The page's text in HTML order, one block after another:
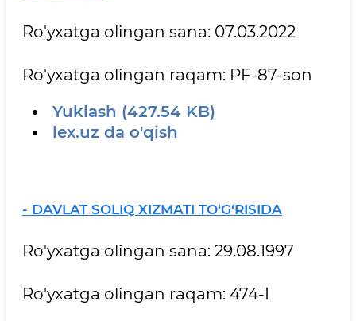
Ro'yxatga olingan sana: 07.03.2022
Ro'yxatga olingan raqam: PF-87-son
Yuklash (427.54 KB)
lex.uz da o'qish
- DAVLAT SOLIQ XIZMATI TO‘G‘RISIDA
Ro'yxatga olingan sana: 29.08.1997
Ro'yxatga olingan raqam: 474-I